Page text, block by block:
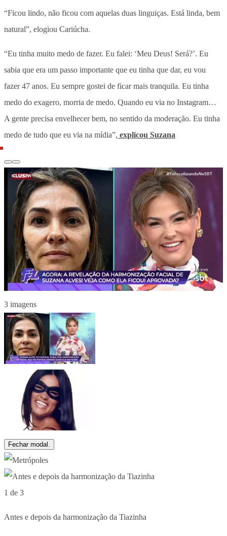
“Ficou lindo, não ficou com aquelas duas linguiças. Está linda, bem
natural”, elogiou Cariúcha.
“Eu tinha muito medo de fazer. Eu falei: ‘Meu Deus! Será?’. Eu
sabia que era um passo importante que eu tinha que dar, eu vou
fazer 47 anos. Eu sempre gostei de ficar mais tranquila. Eu tinha
medo do exagero, morria de medo. Quando eu via no Instagram…
A gente precisa envelhecer bem, no sentido da moderação. Eu tinha
medo de tudo que eu via na mídia”, explicou Suzana
3 imagens
Fechar modal.
1 de 3
Antes e depois da harmonização da Tiazinha